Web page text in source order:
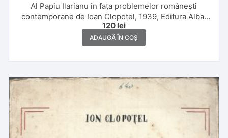
Al Papiu Ilarianu în fața problemelor românești
contemporane de Ioan Clopoțel, 1939, Editura Alba,
Alba Iulia
120 lei
ADAUGĂ ÎN COȘ